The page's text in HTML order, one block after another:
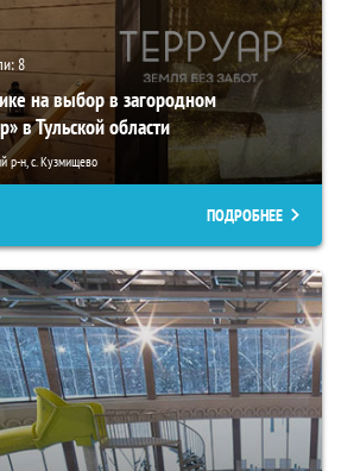
8
на выбор в загородном
в Тульской области
р-н, с. Кузмищево
ПОДРОБНЕЕ